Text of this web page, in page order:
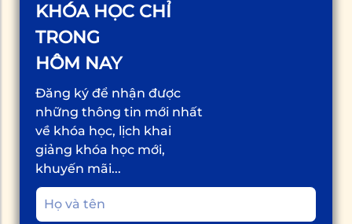
KHÓA HỌC CHỈ
TRONG
HÔM NAY
Đăng ký để nhận được
những thông tin mới nhất
về khóa học, lịch khai
giảng khóa học mới,
khuyến mãi...